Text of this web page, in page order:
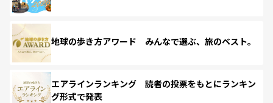
地球の歩き方アワード みんなで選ぶ、旅のベスト。
エアラインランキング 読者の投票をもとにランキン
グ形式で発表